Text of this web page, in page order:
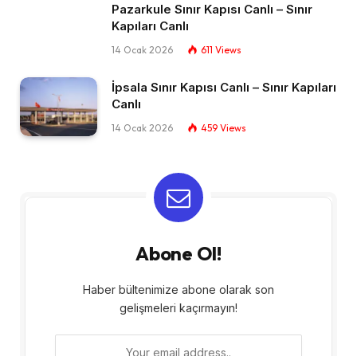
Pazarkule Sınır Kapısı Canlı – Sınır
Kapıları Canlı​
14 Ocak 2026 611 Views
İpsala Sınır Kapısı Canlı – Sınır Kapıları
Canlı​
14 Ocak 2026 459 Views
Abone Ol!
Haber bültenimize abone olarak son
gelişmeleri kaçırmayın!